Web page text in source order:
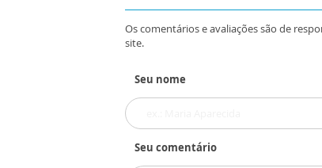
Os comentários e avaliações são de
site.
Seu nome
Seu comentário